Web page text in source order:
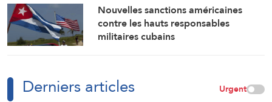
Nouvelles sanctions américaines
contre les hauts responsables
militaires cubains
Derniers articles Urgent